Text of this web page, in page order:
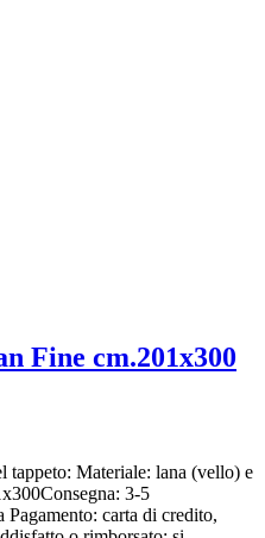
Fine cm.201x300
tappeto: Materiale: lana (vello) e
3-5
carta di credito,